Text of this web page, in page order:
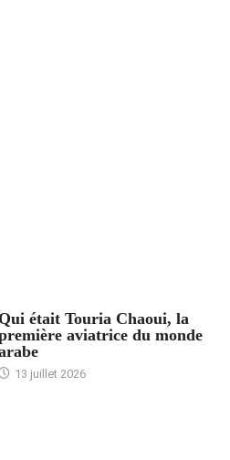
Qui était Touria Chaoui, la
aviatrice du monde
13 juillet 2026